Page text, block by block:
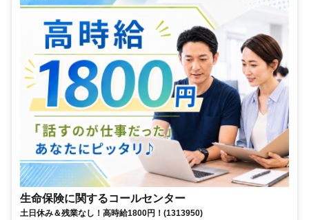
生命保険に関するコールセンター
土日休み＆残業なし！高時給1800円！(1313950)